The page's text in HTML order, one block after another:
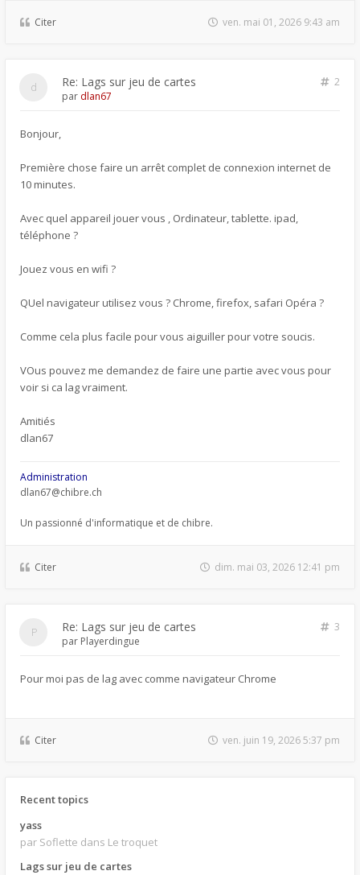
Citer ven. mai 01, 2026 9:43 am
Re: Lags sur jeu de cartes
2
par dlan67
Bonjour,
Première chose faire un arrêt complet de connexion internet de
10 minutes.
Avec quel appareil jouer vous , Ordinateur, tablette. ipad,
téléphone ?
Jouez vous en wifi ?
QUel navigateur utilisez vous ? Chrome, firefox, safari Opéra ?
Comme cela plus facile pour vous aiguiller pour votre soucis.
VOus pouvez me demandez de faire une partie avec vous pour
voir si ca lag vraiment.
Amitiés
dlan67
Administration
dlan67@chibre.ch
Un passionné d'informatique et de chibre.
Citer dim. mai 03, 2026 12:41 pm
Re: Lags sur jeu de cartes
3
par Playerdingue
Pour moi pas de lag avec comme navigateur Chrome
Citer ven. juin 19, 2026 5:37 pm
Recent topics
yass
par Soflette dans Le troquet
Lags sur jeu de cartes